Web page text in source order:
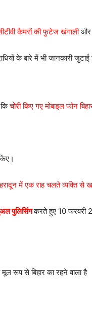
कैमरों की फुटेज खंगाली
के बारे में भी जानकारी
किचोरी किए गए मोबाइल फोन
में एक राह चलते व्यक्ति से
पुलिसिंगकरते हुए 10 फरवरी
रूप से बिहार का रहने वाला है